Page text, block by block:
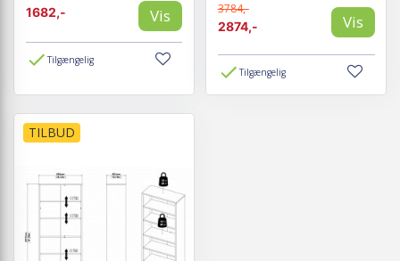
1682,- Vis
Tilgængelig
3784,-
2874,-
Vis
Tilgængelig
TILBUD